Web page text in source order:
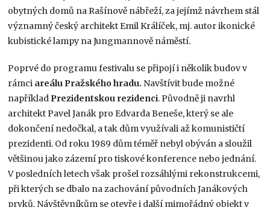
obytných domů na Rašínově nábřeží, za jejímž návrhem stál
významný český architekt Emil Králíček, mj. autor ikonické
kubistické lampy na Jungmannově náměstí.
Poprvé do programu festivalu se připojí i několik budov v
rámci areálu Pražského hradu. Navštívit bude možné
například Prezidentskou rezidenci. Původně ji navrhl
architekt Pavel Janák pro Edvarda Beneše, který se ale
dokončení nedočkal, a tak dům využívali až komunističtí
prezidenti. Od roku 1989 dům téměř nebyl obýván a sloužil
většinou jako zázemí pro tiskové konference nebo jednání.
V posledních letech však prošel rozsáhlými rekonstrukcemi,
při kterých se dbalo na zachování původních Janákových
prvků. Návštěvníkům se otevře i další mimořádný objekt v